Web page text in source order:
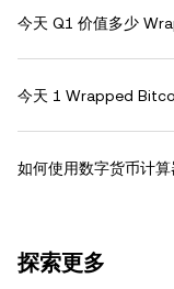
今天 Q1 价值多少
今天 1 Wrapped
如何使用数字货币计
探索更多